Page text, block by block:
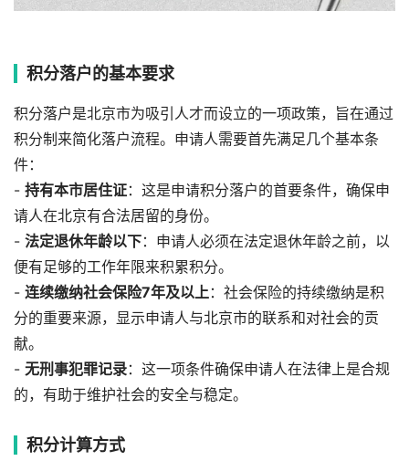
积分落户的基本要求
积分落户是北京市为吸引人才而设立的一项政策，旨在通过
积分制来简化落户流程。申请人需要首先满足几个基本条
件：
- 持有本市居住证：这是申请积分落户的首要条件，确保申
请人在北京有合法居留的身份。
- 法定退休年龄以下：申请人必须在法定退休年龄之前，以
便有足够的工作年限来积累积分。
- 连续缴纳社会保险7年及以上：社会保险的持续缴纳是积
分的重要来源，显示申请人与北京市的联系和对社会的贡
献。
- 无刑事犯罪记录：这一项条件确保申请人在法律上是合规
的，有助于维护社会的安全与稳定。
积分计算方式